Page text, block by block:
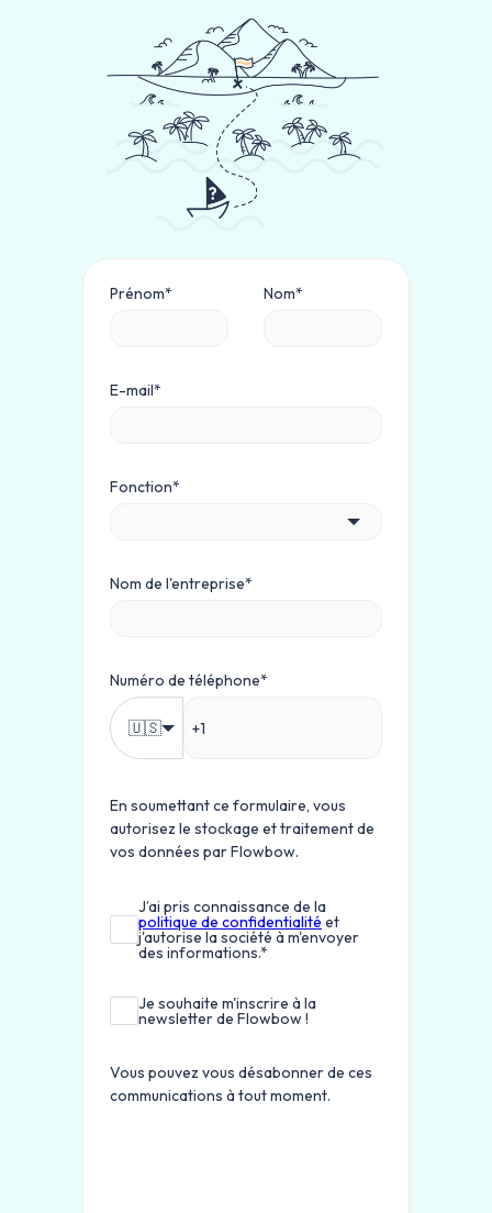
Prénom* Nom*
E-mail*
Fonction*
Nom de l'entreprise*
Numéro de téléphone*
🇺🇸
En soumettant ce formulaire, vous
autorisez le stockage et traitement de
vos données par Flowbow.
J’ai pris connaissance de la
politique de confidentialité et
j'autorise la société à m'envoyer
des informations.*
Je souhaite m'inscrire à la
newsletter de Flowbow !
Vous pouvez vous désabonner de ces
communications à tout moment.